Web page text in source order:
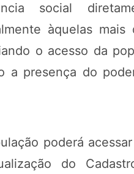
social
àquelas mais
o acesso da
a presença do
poderá
do